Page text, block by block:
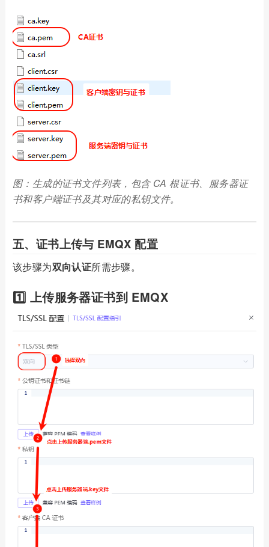
图：生成的证书文件列表，包含 CA 根证书、服务器证
书和客户端证书及其对应的私钥文件。
五、证书上传与 EMQX 配置
该步骤为双向认证所需步骤。
1️⃣ 上传服务器证书到 EMQX